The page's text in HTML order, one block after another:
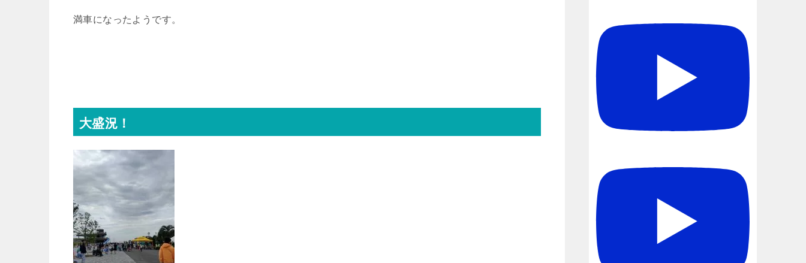
満車になったようです。
大盛況！